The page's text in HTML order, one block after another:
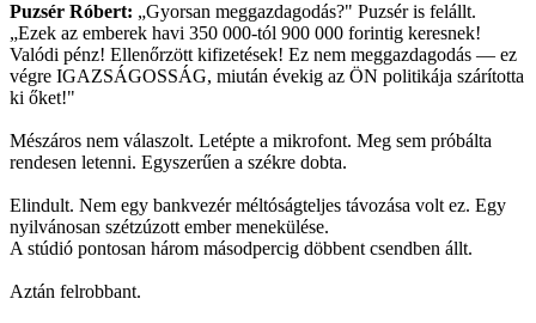
Puzsér Róbert: „Gyorsan meggazdagodás?" Puzsér is felállt.
„Ezek az emberek havi 350 000-tól 900 000 forintig keresnek!
Valódi pénz! Ellenőrzött kifizetések! Ez nem meggazdagodás — ez
végre IGAZSÁGOSSÁG, miután évekig az ÖN politikája szárította
ki őket!"
Mészáros nem válaszolt. Letépte a mikrofont. Meg sem próbálta
rendesen letenni. Egyszerűen a székre dobta.
Elindult. Nem egy bankvezér méltóságteljes távozása volt ez. Egy
nyilvánosan szétzúzott ember menekülése.
A stúdió pontosan három másodpercig döbbent csendben állt.
Aztán felrobbant.